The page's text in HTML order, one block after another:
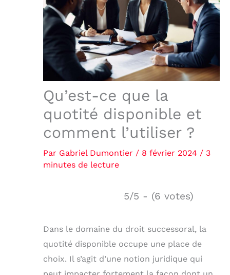
Qu’est-ce que la
quotité disponible et
comment l’utiliser ?
Par Gabriel Dumontier / 8 février 2024 / 3
minutes de lecture
5/5 - (6 votes)
Dans le domaine du droit successoral, la
quotité disponible occupe une place de
choix. Il s’agit d’une notion juridique qui